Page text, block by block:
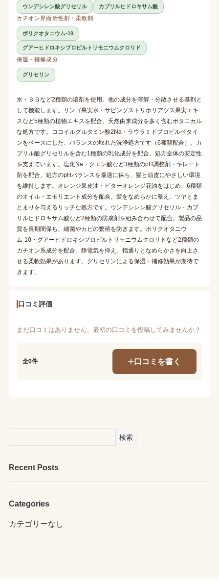
ウンデシレン酸グリセリル
カプリルヒドロキサム酸
カチオン界面活性剤・柔軟剤
ポリクオタニウム-10
グアーヒドロキシプロピルトリモニウムクロリド
保湿・補修成分
グリセリン
水・ＢＧなど2種類の溶剤を使用。他の成分を溶解・分散させる基剤と
して機能します。リンゴ果実水・サピンヅストリホリアツス果実エキ
スなど5種類の植物エキスを配合。天然由来成分を多く含むボタニカル
な処方です。ココイルグルタミン酸2Na・ラウラミドプロピルベタイ
ンをベースにした、バランスの取れた洗浄処方です（6種類配合）。カ
プリル酸グリセリルを含む1種類の乳化成分を配合。処方全体の安定性
を支えています。塩化Na・クエン酸など3種類のpH調整剤・キレート
剤を配合。処方のpHバランスを最適に保ち、髪と頭皮にやさしい環境
を維持します。オレンジ果皮油・ビターオレンジ花油をはじめ、6種類
のオイル・エモリエント成分を配合。髪をなめらかに整え、ツヤとま
とまりを与えるリッチな処方です。ウンデシレン酸グリセリル・カプ
リルヒドロキサム酸など2種類の防腐剤を組み合わせて配合。製品の品
質を長期間保ち、細菌やカビの繁殖を防ぎます。ポリクオタニウ
ム-10・グアーヒドロキシプロピルトリモニウムクロリドなど2種類の
カチオン系成分を配合。静電気を抑え、指通りとなめらかさを向上さ
せる柔軟効果があります。グリセリンによる保湿・補修効果が期待で
きます。
口コミ評価
まだ口コミはありません。最初の口コミを投稿してみませんか？
全0件 口コミを書く
検索
Recent Posts
Categories
カテゴリーなし